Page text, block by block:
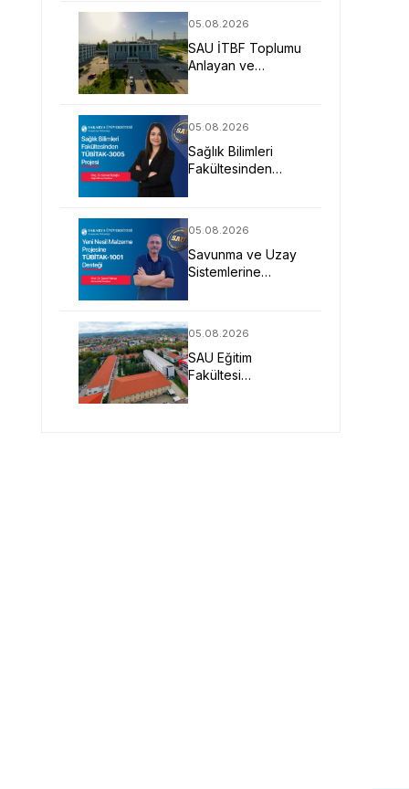
05.08.2026
SAU İTBF Toplumu
Anlayan ve
05.08.2026
Sağlık Bilimleri
Fakültesinden
05.08.2026
Savunma ve Uzay
Sistemlerine
05.08.2026
SAU Eğitim
Fakültesi